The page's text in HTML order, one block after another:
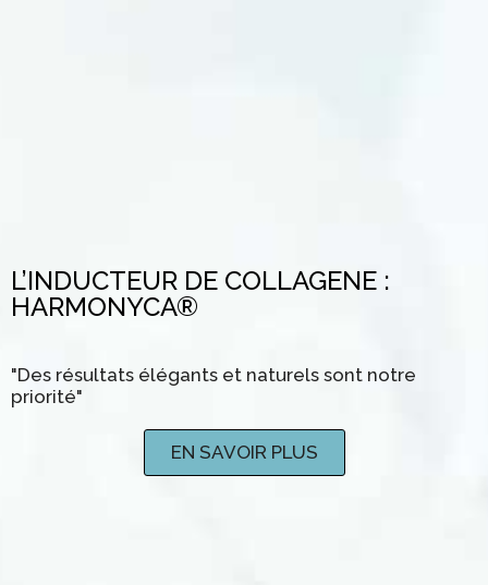
L’INDUCTEUR DE COLLAGENE :
HARMONYCA®
"Des résultats élégants et naturels sont notre
priorité"
EN SAVOIR PLUS